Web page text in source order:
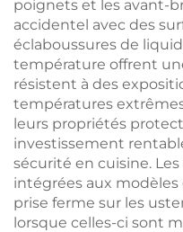
poignets et les avant-
accidentel avec des
éclaboussures de
température offrent
résistent à des
températures
leurs propriétés
investissement
sécurité en cuisine.
intégrées aux
prise ferme sur les
lorsque celles-ci sont